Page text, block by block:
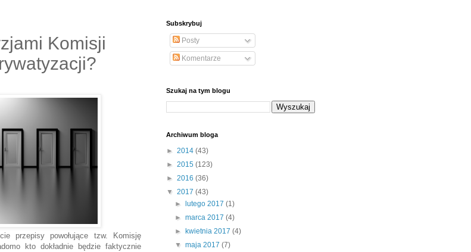
Komisji
przepisy powołujące tzw. Komisję
kto dokładnie będzie faktycznie
Subskrybuj
Posty
Komentarze
Szukaj na tym blogu
Archiwum bloga
► 2014 (43)
► 2015 (123)
► 2016 (36)
▼ 2017 (43)
►
lutego 2017(1)
►marca 2017(4)
►
kwietnia 2017(4)
▼maja 2017(7)